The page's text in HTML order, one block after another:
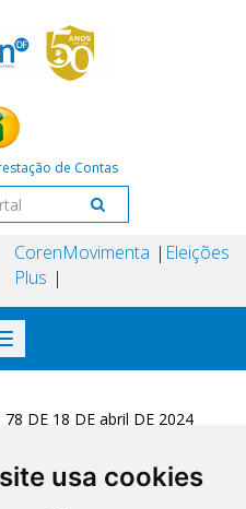
usa cookies
de Contas
Coren
Plus
Movimenta Eleições
Toggle
navigation
DE 18 DE abril DE 2024